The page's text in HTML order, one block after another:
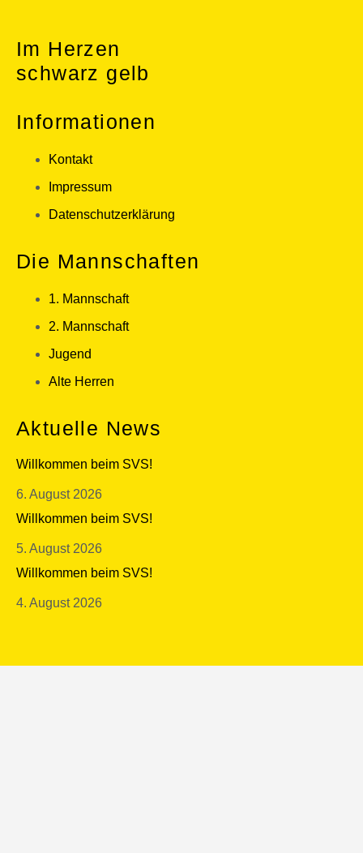
Im Herzen
schwarz gelb
Informationen
Kontakt
Impressum
Datenschutzerklärung
Die Mannschaften
1. Mannschaft
2. Mannschaft
Jugend
Alte Herren
Aktuelle News
Willkommen beim SVS!
6. August 2026
Willkommen beim SVS!
5. August 2026
Willkommen beim SVS!
4. August 2026